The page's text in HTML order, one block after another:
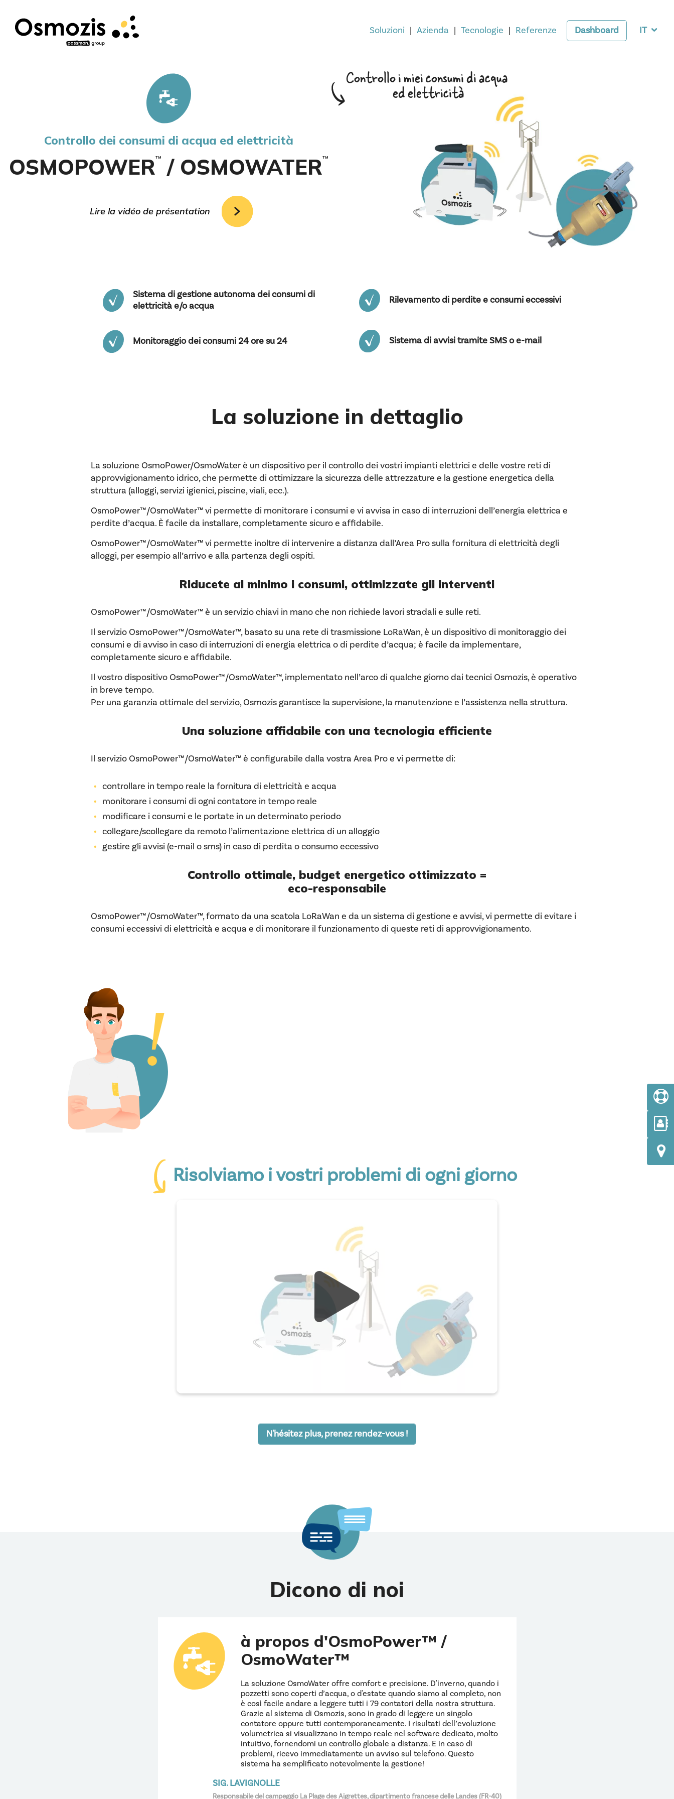
Soluzioni Azienda Tecnologie Referenze Dashboard IT
Controlloimieiconsumidiacqua
edelettricità
Controllo dei consumi di acqua ed elettricità
OSMOPOWERTM / OSMOWATERTM
Lire la vidéo de présentation
Sistema di gestione autonoma dei consumi di
elettricità e/o acqua
Monitoraggio dei consumi 24 ore su 24
Rilevamento di perdite e consumi eccessivi
Sistema di avvisi tramite SMS o e-mail
La soluzione in dettaglio
La soluzione OsmoPower/OsmoWater è un dispositivo per il controllo dei vostri impianti elettrici e delle vostre reti di
approvvigionamento idrico, che permette di ottimizzare la sicurezza delle attrezzature e la gestione energetica della
struttura (alloggi, servizi igienici, piscine, viali, ecc.).
OsmoPower™/OsmoWater™ vi permette di monitorare i consumi e vi avvisa in caso di interruzioni dell’energia elettrica e
perdite d’acqua. È facile da installare, completamente sicuro e affidabile.
OsmoPower™/OsmoWater™ vi permette inoltre di intervenire a distanza dall’Area Pro sulla fornitura di elettricità degli
alloggi, per esempio all’arrivo e alla partenza degli ospiti.
Riducete al minimo i consumi, ottimizzate gli interventi
OsmoPower™/OsmoWater™ è un servizio chiavi in mano che non richiede lavori stradali e sulle reti.
Il servizio OsmoPower™/OsmoWater™, basato su una rete di trasmissione LoRaWan, è un dispositivo di monitoraggio dei
consumi e di avviso in caso di interruzioni di energia elettrica o di perdite d’acqua; è facile da implementare,
completamente sicuro e affidabile.
Il vostro dispositivo OsmoPower™/OsmoWater™, implementato nell’arco di qualche giorno dai tecnici Osmozis, è operativo
in breve tempo.
Per una garanzia ottimale del servizio, Osmozis garantisce la supervisione, la manutenzione e l’assistenza nella struttura.
Una soluzione affidabile con una tecnologia efficiente
Il servizio OsmoPower™/OsmoWater™ è configurabile dalla vostra Area Pro e vi permette di:
controllare in tempo reale la fornitura di elettricità e acqua
monitorare i consumi di ogni contatore in tempo reale
modificare i consumi e le portate in un determinato periodo
collegare/scollegare da remoto l’alimentazione elettrica di un alloggio
gestire gli avvisi (e-mail o sms) in caso di perdita o consumo eccessivo
Controllo ottimale, budget energetico ottimizzato =
eco-responsabile
OsmoPower™/OsmoWater™, formato da una scatola LoRaWan e da un sistema di gestione e avvisi, vi permette di evitare i
consumi eccessivi di elettricità e acqua e di monitorare il funzionamento di queste reti di approvvigionamento.
Risolviamo i vostri problemi di ogni giorno
N'hésitez plus, prenez rendez-vous !
Dicono di noi
à propos d'OsmoPower™ /
OsmoWater™
SIG. LAVIGNOLLE
Responsabile del campeggio La Plage des Aigrettes, dipartimento francese delle Landes (FR-40)
La soluzione OsmoWater offre comfort e precisione. D'inverno, quando i
pozzetti sono coperti d’acqua, o d'estate quando siamo al completo, non
è così facile andare a leggere tutti i 79 contatori della nostra struttura.
Grazie al sistema di Osmozis, sono in grado di leggere un singolo
contatore oppure tutti contemporaneamente. I risultati dell’evoluzione
volumetrica si visualizzano in tempo reale nel software dedicato, molto
intuitivo, fornendomi un controllo globale a distanza. E in caso di
problemi, ricevo immediatamente un avviso sul telefono. Questo
sistema ha semplificato notevolmente la gestione!